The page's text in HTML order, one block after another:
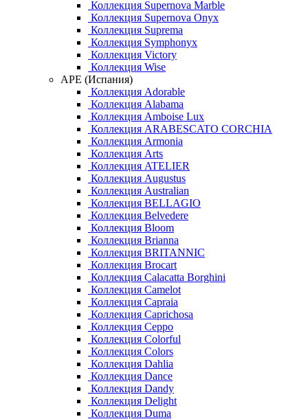
Коллекция Supernova Marble
Коллекция Supernova Onyx
Коллекция Suprema
Коллекция Symphonyx
Коллекция Victory
Коллекция Wise
APE (Испания)
Коллекция Adorable
Коллекция Alabama
Коллекция Amboise Lux
Коллекция ARABESCATO CORCHIA
Коллекция Armonia
Коллекция Arts
Коллекция ATELIER
Коллекция Augustus
Коллекция Australian
Коллекция BELLAGIO
Коллекция Belvedere
Коллекция Bloom
Коллекция Brianna
Коллекция BRITANNIC
Коллекция Brocart
Коллекция Calacatta Borghini
Коллекция Camelot
Коллекция Capraia
Коллекция Caprichosa
Коллекция Ceppo
Коллекция Colorful
Коллекция Colors
Коллекция Dahlia
Коллекция Dance
Коллекция Dandy
Коллекция Delight
Коллекция Duma